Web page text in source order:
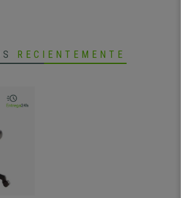
RECIENTEMENTE